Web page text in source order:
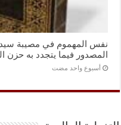
نفس المهموم في مصيبة
المصدور فيما يتجدد به حزن
‏أسبوع واحد مضت